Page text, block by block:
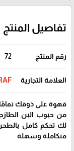
تفاصيل المنتج
رقم المنتج 72
العلامة التجارية
قهوة على ذوقك
لك تحكم كامل
متكاملة وسهلة